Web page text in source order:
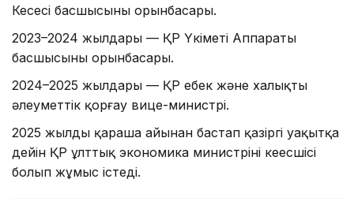
Кеңсесі басшысының орынбасары.
2023–2024 жылдары — ҚР Үкіметі Аппараты
басшысының орынбасары.
2024–2025 жылдары — ҚР еңбек және халықты
әлеуметтік қорғау вице-министрі.
2025 жылдың қараша айынан бастап қазіргі уақытқа
дейін ҚР ұлттық экономика министрінің кеңесшісі
болып жұмыс істеді.